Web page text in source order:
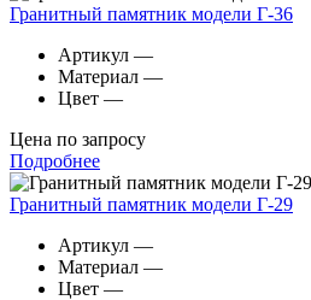
Гранитный памятник модели Г-36
Артикул —
Материал —
Цвет —
Цена по запросу
Подробнее
Гранитный памятник модели Г-29
Артикул —
Материал —
Цвет —